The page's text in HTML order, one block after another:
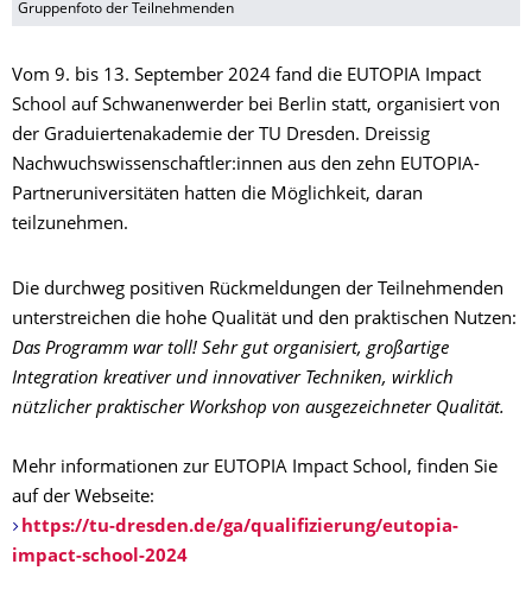
Gruppenfoto der Teilnehmenden
Vom 9. bis 13. September 2024 fand die EUTOPIA Impact
School auf Schwanenwerder bei Berlin statt, organisiert von
der Graduiertenakademie der TU Dresden. Dreissig
Nachwuchswissenschaftler:innen aus den zehn EUTOPIA-
Partneruniversitäten hatten die Möglichkeit, daran
teilzunehmen.
Die durchweg positiven Rückmeldungen der Teilnehmenden
unterstreichen die hohe Qualität und den praktischen Nutzen:
Das Programm war toll! Sehr gut organisiert, großartige
Integration kreativer und innovativer Techniken, wirklich
nützlicher praktischer Workshop von ausgezeichneter Qualität.
Mehr informationen zur EUTOPIA Impact School, finden Sie
auf der Webseite:
https://tu-dresden.de/ga/qualifizierung/eutopia-
impact-school-2024